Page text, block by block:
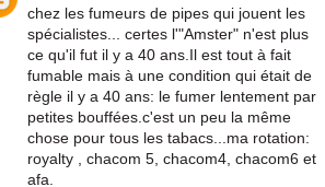
chez les fumeurs de pipes qui jouent les
spécialistes... certes l'"Amster" n'est plus
ce qu'il fut il y a 40 ans.Il est tout à fait
fumable mais à une condition qui était de
règle il y a 40 ans: le fumer lentement par
petites bouffées.c'est un peu la même
chose pour tous les tabacs...ma rotation:
royalty , chacom 5, chacom4, chacom6 et
afa.